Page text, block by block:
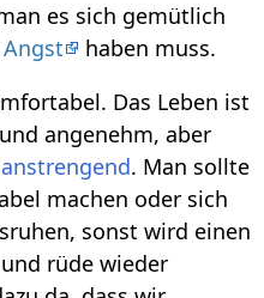
es sich gemütlich
Angst
haben muss.
Das Leben ist
angenehm, aber
anstrengend. Man sollte
machen oder sich
sonst wird einen
rüde wieder